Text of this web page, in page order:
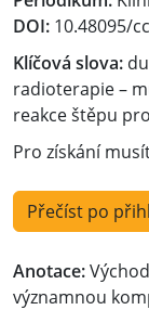
DOI: 10.48095/
Klíčová slova:
radioterapie –
reakce štěpu
Pro získání
Přečíst po
Anotace:
významnou